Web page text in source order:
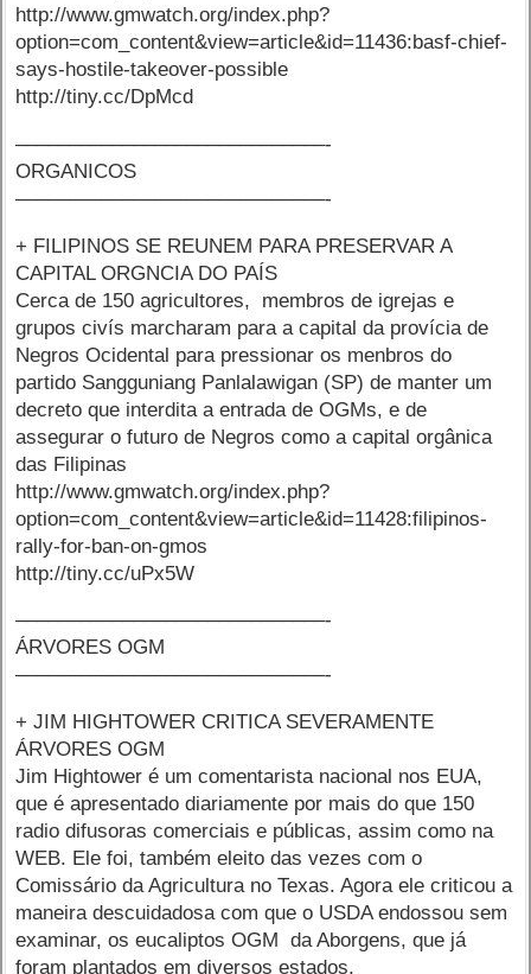
http://www.gmwatch.org/index.php?
option=com_content&view=article&id=11436:basf-chief-
says-hostile-takeover-possible
http://tiny.cc/DpMcd
–––––––––––––––––––––––––––––-
ORGANICOS
–––––––––––––––––––––––––––––-
+ FILIPINOS SE REUNEM PARA PRESERVAR A
CAPITAL ORGNCIA DO PAÍS
Cerca de 150 agricultores, membros de igrejas e
grupos civís marcharam para a capital da provícia de
Negros Ocidental para pressionar os menbros do
partido Sangguniang Panlalawigan (SP) de manter um
decreto que interdita a entrada de OGMs, e de
assegurar o futuro de Negros como a capital orgânica
das Filipinas
http://www.gmwatch.org/index.php?
option=com_content&view=article&id=11428:filipinos-
rally-for-ban-on-gmos
http://tiny.cc/uPx5W
–––––––––––––––––––––––––––––-
ÁRVORES OGM
–––––––––––––––––––––––––––––-
+ JIM HIGHTOWER CRITICA SEVERAMENTE
ÁRVORES OGM
Jim Hightower é um comentarista nacional nos EUA,
que é apresentado diariamente por mais do que 150
radio difusoras comerciais e públicas, assim como na
WEB. Ele foi, também eleito das vezes com o
Comissário da Agricultura no Texas. Agora ele criticou a
maneira descuidadosa com que o USDA endossou sem
examinar, os eucaliptos OGM da Aborgens, que já
foram plantados em diversos estados,